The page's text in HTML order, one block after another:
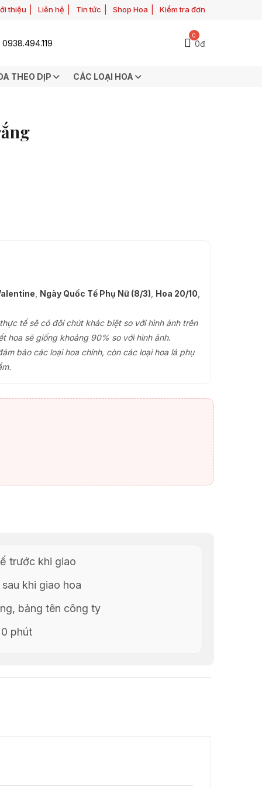
thiệu Liên hệ Tin tức Shop Hoa Kiểm tra đơn
0938.494.119
0
0đ
THEO DỊP CÁC LOẠI HOA
Ngày Quốc Tế Phụ Nữ (8/3) Hoa 20/10
tế sẽ có đôi chút khác biệt so với hình ảnh trên
hoa sẽ giống khoảng 90% so với hình ảnh.
bảo các loại hoa chính, còn các loại hoa lá phụ
trước khi giao
khi giao hoa
bảng tên công ty
phút